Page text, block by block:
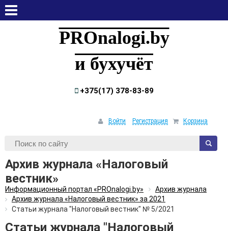
PROnalogi.by
и бухучёт
+375(17) 378-83-89
Войти Регистрация Корзина
Архив журнала «Налоговый
вестник»
Информационный портал «PROnalogi.by»
Архив журнала
Архив журнала «Налоговый вестник» за 2021
Статьи журнала "Налоговый вестник" № 5/2021
Статьи журнала "Налоговый